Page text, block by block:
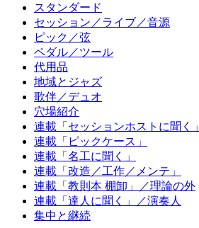
スタンダード
セッション／ライブ／音源
ピック／弦
ペダル／ツール
代用品
地域とジャズ
歌伴／デュオ
穴場紹介
連載「セッションホストに聞く」
連載「ピックケース」
連載「名工に聞く」
連載「改造／工作／メンテ」
連載「教則本 棚卸」／理論の外
連載「達人に聞く」／演奏人
集中と継続